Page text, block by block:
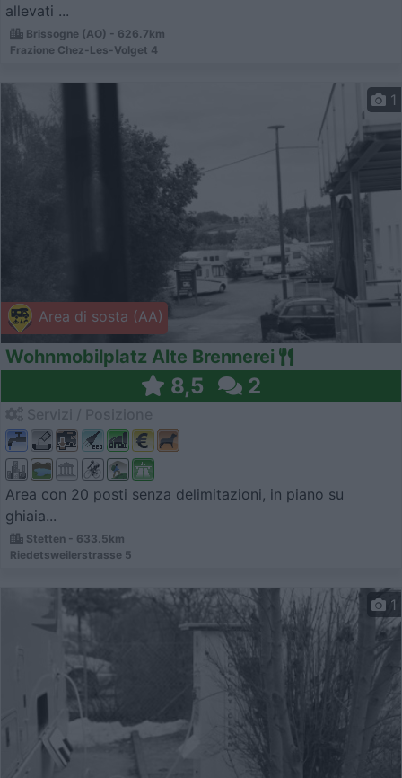
allevati ...
Brissogne (AO) - 626.7km
Frazione Chez-Les-Volget 4
Area di sosta (AA)
1
Wohnmobilplatz Alte Brennerei
8,5 2
Area con 20 posti senza delimitazioni, in piano su
ghiaia...
Stetten - 633.5km
Riedetsweilerstrasse 5
1